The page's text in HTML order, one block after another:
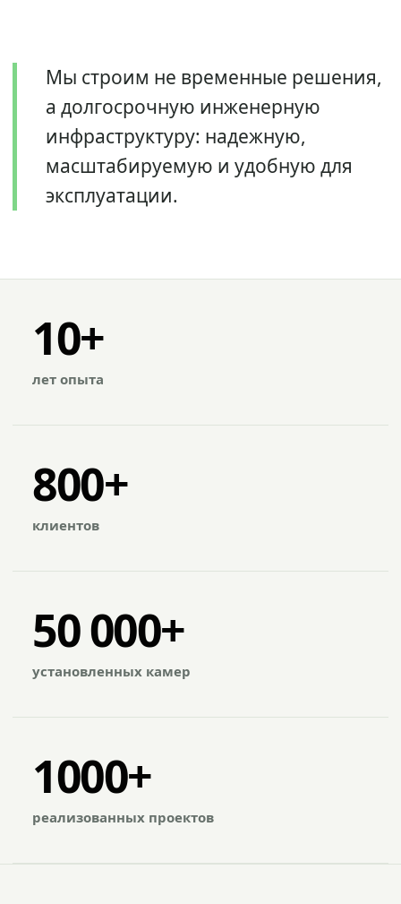
Мы строим не временные решения,
а долгосрочную инженерную
инфраструктуру: надежную,
масштабируемую и удобную для
эксплуатации.
10+
лет опыта
800+
клиентов
50 000+
установленных камер
1000+
реализованных проектов